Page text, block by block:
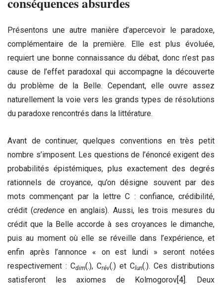
Présentons une autre manière d’apercevoir le paradoxe,
complémentaire de la première. Elle est plus évoluée,
requiert une bonne connaissance du débat, donc n’est pas
cause de l’effet paradoxal qui accompagne la découverte
du problème de la Belle. Cependant, elle ouvre assez
naturellement la voie vers les grands types de résolutions
du paradoxe rencontrés dans la littérature.
Avant de continuer, quelques conventions en très petit
nombre s’imposent. Les questions de l’énoncé exigent des
probabilités épistémiques, plus exactement des degrés
rationnels de croyance, qu’on désigne souvent par des
mots commençant par la lettre C : confiance, crédibilité,
crédit (credence en anglais). Aussi, les trois mesures du
crédit que la Belle accorde à ses croyances le dimanche,
puis au moment où elle se réveille dans l’expérience, et
enfin après l’annonce « on est lundi » seront notées
respectivement : Cdim(.), Crév(.) et Clun(.). Ces distributions
satisferont les axiomes de Kolmogorov[4]. Deux